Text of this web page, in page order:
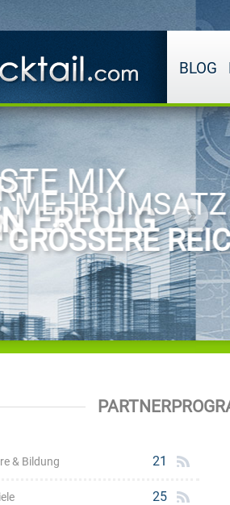
WERDEN SIE
BLOG
& Bildung 21
25